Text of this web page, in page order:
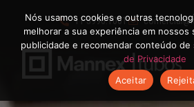
11 5990.1001
POLÍTICA DE
Nós usamos cookies e outras
melhorar a sua experiência em nossos
publicidade e recomendar conteúdo
de Privacidade
Aceitar